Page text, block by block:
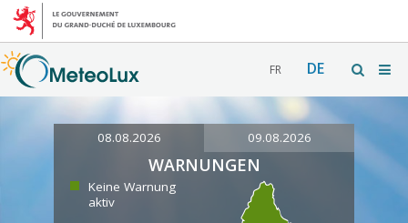
FR DE
08.08.2026 09.08.2026
WARNUNGEN
Keine Warnung
aktiv